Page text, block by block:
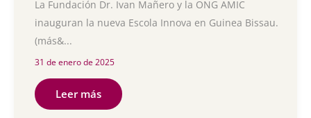
La Fundación Dr. Ivan Mañero y la ONG AMIC
inauguran la nueva Escola Innova en Guinea Bissau.
(más&...
31 de enero de 2025
Leer más